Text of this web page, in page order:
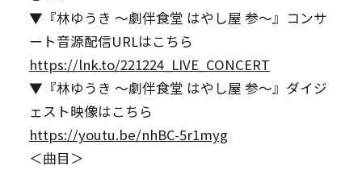
▼『林ゆうき ～劇伴食堂 はやし屋 参～』コンサ
ート音源配信URLはこちら
https://lnk.to/221224_LIVE_CONCERT
▼『林ゆうき ～劇伴食堂 はやし屋 参～』ダイジ
ェスト映像はこちら
https://youtu.be/nhBC-5r1myg
＜曲目＞